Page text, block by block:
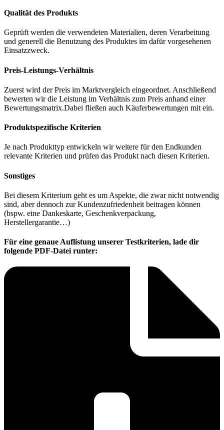
Qualität des Produkts
Geprüft werden die verwendeten Materialien, deren Verarbeitung
und generell die Benutzung des Produktes im dafür vorgesehenen
Einsatzzweck.
Preis-Leistungs-Verhältnis
Zuerst wird der Preis im Marktvergleich eingeordnet. Anschließend
bewerten wir die Leistung im Verhältnis zum Preis anhand einer
Bewertungsmatrix.Dabei fließen auch Käuferbewertungen mit ein.
Produktspezifische Kriterien
Je nach Produkttyp entwickeln wir weitere für den Endkunden
relevante Kriterien und prüfen das Produkt nach diesen Kriterien.
Sonstiges
Bei diesem Kriterium geht es um Aspekte, die zwar nicht notwendig
sind, aber dennoch zur Kundenzufriedenheit beitragen können
(bspw. eine Dankeskarte, Geschenkverpackung,
Herstellergarantie…)
Für eine genaue Auflistung unserer Testkriterien, lade dir
folgende PDF-Datei runter: